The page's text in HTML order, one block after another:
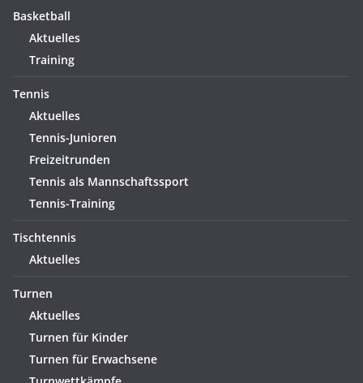
Basketball
Aktuelles
Training
Tennis
Aktuelles
Tennis-Junioren
Freizeitrunden
Tennis als Mannschaftssport
Tennis-Training
Tischtennis
Aktuelles
Turnen
Aktuelles
Turnen für Kinder
Turnen für Erwachsene